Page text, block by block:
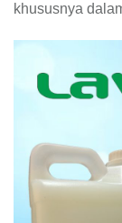
khususnya